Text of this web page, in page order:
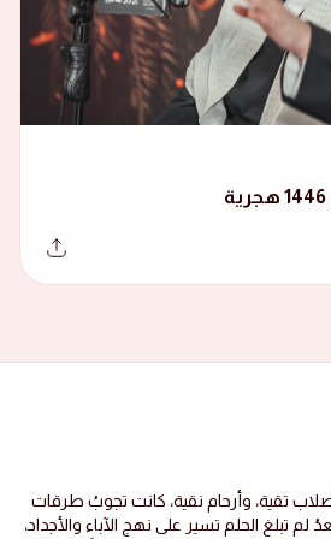
تقية، وأرحام نقية، كانت تجوبُ طرقات
تبلغ الحلم تسير على نهج الآباء والأجداد،